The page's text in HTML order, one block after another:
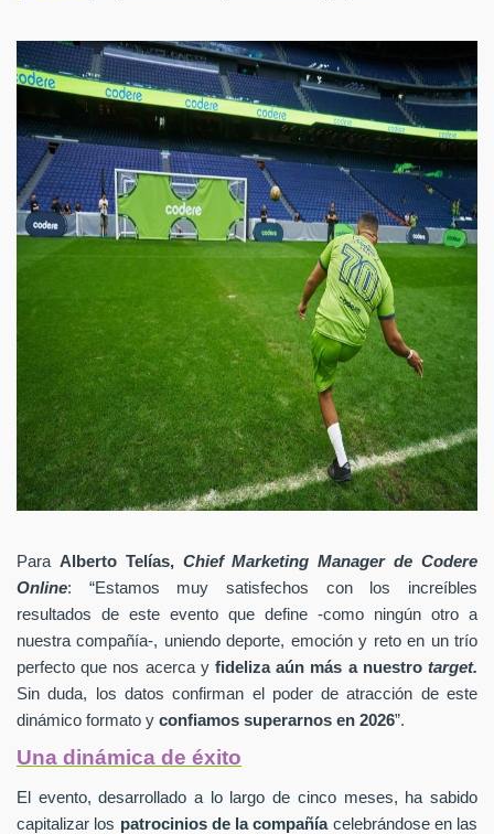
Para Alberto Telías, Chief Marketing Manager de Codere
Online: “Estamos muy satisfechos con los increíbles
resultados de este evento que define -como ningún otro a
nuestra compañía-, uniendo deporte, emoción y reto en un trío
perfecto que nos acerca y fideliza aún más a nuestro target.
Sin duda, los datos confirman el poder de atracción de este
dinámico formato y confiamos superarnos en 2026”.
Una dinámica de éxito
El evento, desarrollado a lo largo de cinco meses, ha sabido
capitalizar los patrocinios de la compañíacelebrándose en las